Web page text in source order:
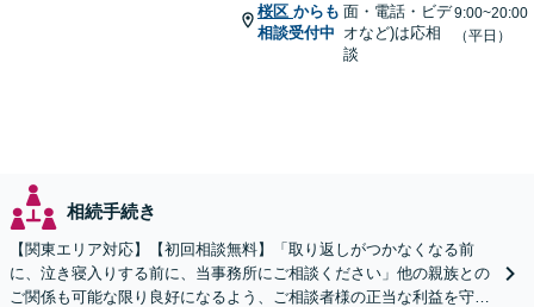
桜区 からも
相談受付中
面・電話・ビデ
オなど)は応相
談
9:00~20:00
（平日）
相続手続き
【関東エリア対応】【初回相談無料】「取り返しがつかなくなる前
に、泣き寝入りする前に、当事務所にご相談ください」他の親族との
ご関係も可能な限り良好になるよう、ご相談者様の正当な利益を守り